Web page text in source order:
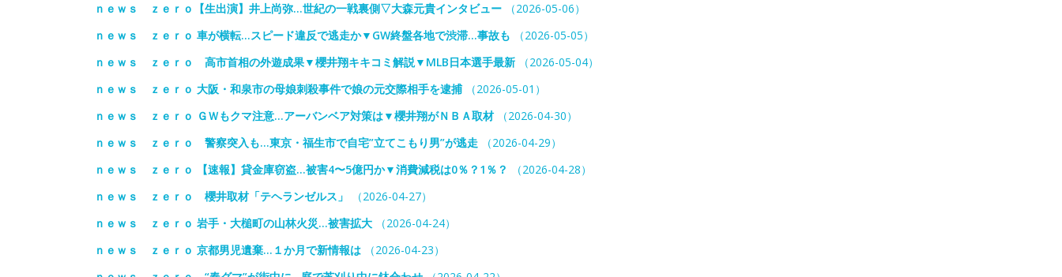
ｎｅｗｓ ｚｅｒｏ【生出演】井上尚弥…世紀の一戦裏側▽大森元貴インタビュー （2026-05-06）
ｎｅｗｓ ｚｅｒｏ 車が横転…スピード違反で逃走か▼GW終盤各地で渋滞…事故も （2026-05-05）
ｎｅｗｓ ｚｅｒｏ 高市首相の外遊成果▼櫻井翔キキコミ解説▼MLB日本選手最新 （2026-05-04）
ｎｅｗｓ ｚｅｒｏ 大阪・和泉市の母娘刺殺事件で娘の元交際相手を逮捕（2026-05-01）
ｎｅｗｓ ｚｅｒｏ ＧＷもクマ注意…アーバンベア対策は▼櫻井翔がＮＢＡ取材（2026-04-30）
ｎｅｗｓ ｚｅｒｏ 警察突入も…東京・福生市で自宅”立てこもり男”が逃走 （2026-04-29）
ｎｅｗｓ ｚｅｒｏ 【速報】貸金庫窃盗…被害4〜5億円か▼消費減税は0％？1％？
（2026-04-28）
ｎｅｗｓ ｚｅｒｏ 櫻井取材「テヘランゼルス」
（2026-04-27）
ｎｅｗｓ ｚｅｒｏ 岩手・大槌町の山林火災…被害拡大 （2026-04-24）
ｎｅｗｓ ｚｅｒｏ 京都男児遺棄…１か月で新情報は （2026-04-23）